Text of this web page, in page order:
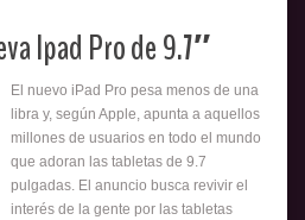
Ipad Pro de 9.7″
El nuevo iPad Pro pesa menos de una
libra y, según Apple, apunta a aquellos
millones de usuarios en todo el mundo
que adoran las tabletas de 9.7
pulgadas. El anuncio busca revivir el
interés de la gente por las tabletas